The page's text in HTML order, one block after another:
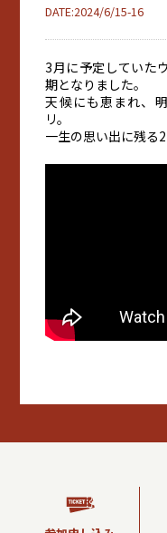
DATE:2024/6/15-16
3月に予定していた
期となりました。
天候にも恵まれ、
リ。
一生の思い出に残る